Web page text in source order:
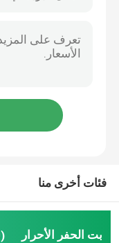
هول المنشار للخشب
ماس لب لقمة
أداة جلخ
فئات أخرى منا
بت الحفر الأحرار (39)